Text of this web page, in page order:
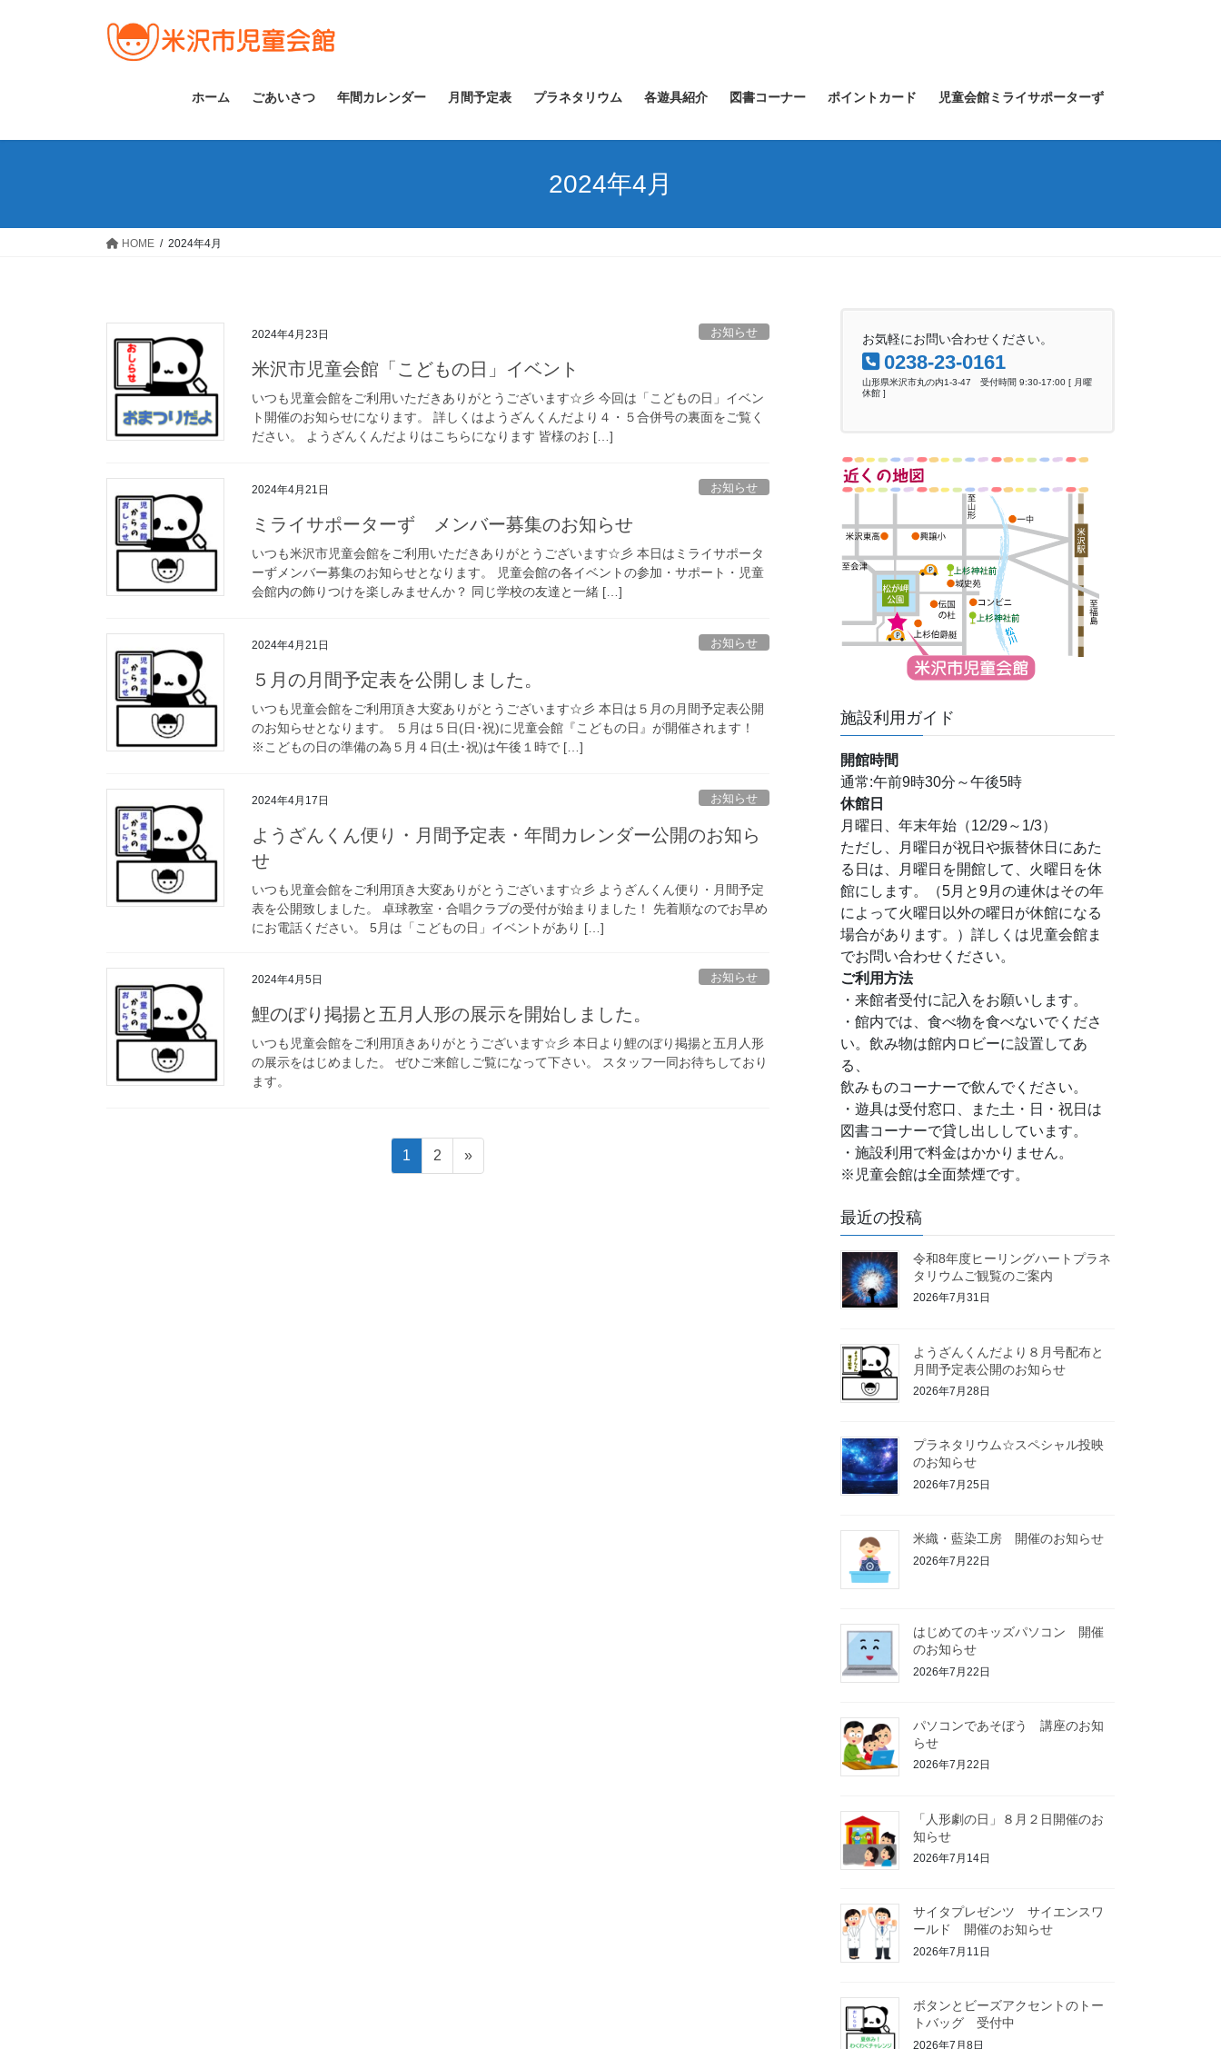
ス
ン
ホーム ごあいさつ 年間カレンダー 月間予定表 プラネタリウム 各遊具紹介 図書コーナー ポイントカード 児童会館ミライサポーターず
2024年4月
HOME 2024年4月
2024年4月23日 お知らせ
米沢市児童会館「こどもの日」イベント
いつも児童会館をご利用いただきありがとうございます☆彡 今回は「こどもの日」イベン
ト開催のお知らせになります。 詳しくはようざんくんだより４・５合併号の裏面をご覧く
ださい。 ようざんくんだよりはこちらになります 皆様のお […]
2024年4月21日 お知らせ
ミライサポーターず メンバー募集のお知らせ
いつも米沢市児童会館をご利用いただきありがとうございます☆彡 本日はミライサポータ
ーずメンバー募集のお知らせとなります。 児童会館の各イベントの参加・サポート・児童
会館内の飾りつけを楽しみませんか？ 同じ学校の友達と一緒 […]
2024年4月21日 お知らせ
５月の月間予定表を公開しました。
いつも児童会館をご利用頂き大変ありがとうございます☆彡 本日は５月の月間予定表公開
のお知らせとなります。 ５月は５日(日･祝)に児童会館『こどもの日』が開催されます！
※こどもの日の準備の為５月４日(土･祝)は午後１時で […]
2024年4月17日 お知らせ
ようざんくん便り・月間予定表・年間カレンダー公開のお知ら
せ
いつも児童会館をご利用頂き大変ありがとうございます☆彡 ようざんくん便り・月間予定
表を公開致しました。 卓球教室・合唱クラブの受付が始まりました！ 先着順なのでお早め
にお電話ください。 5月は「こどもの日」イベントがあり […]
2024年4月5日 お知らせ
鯉のぼり掲揚と五月人形の展示を開始しました。
いつも児童会館をご利用頂きありがとうございます☆彡 本日より鯉のぼり掲揚と五月人形
の展示をはじめました。 ぜひご来館しご覧になって下さい。 スタッフ一同お待ちしており
ます。
固
定
1
固
定
2 »
お気軽にお問い合わせください。
0238-23-0161
山形県米沢市丸の内1-3-47 受付時間 9:30-17:00 [ 月曜
休館 ]
施設利用ガイド
開館時間
通常:午前9時30分～午後5時
休館日
月曜日、年末年始（12/29～1/3）
ただし、月曜日が祝日や振替休日にあた
る日は、月曜日を開館して、火曜日を休
館にします。（5月と9月の連休はその年
によって火曜日以外の曜日が休館になる
場合があります。）詳しくは児童会館ま
でお問い合わせください。
ご利用方法
・来館者受付に記入をお願いします。
・館内では、食べ物を食べないでくださ
い。飲み物は館内ロビーに設置してあ
る、
飲みものコーナーで飲んでください。
・遊具は受付窓口、また土・日・祝日は
図書コーナーで貸し出ししています。
・施設利用で料金はかかりません。
※児童会館は全面禁煙です。
最近の投稿
令和8年度ヒーリングハートプラネ
タリウムご観覧のご案内
2026年7月31日
ようざんくんだより８月号配布と
月間予定表公開のお知らせ
2026年7月28日
プラネタリウム☆スペシャル投映
のお知らせ
2026年7月25日
米織・藍染工房 開催のお知らせ
2026年7月22日
はじめてのキッズパソコン 開催
のお知らせ
2026年7月22日
パソコンであそぼう 講座のお知
らせ
2026年7月22日
「人形劇の日」８月２日開催のお
知らせ
2026年7月14日
サイタプレゼンツ サイエンスワ
ールド 開催のお知らせ
2026年7月11日
ボタンとビーズアクセントのトー
トバッグ 受付中
2026年7月8日